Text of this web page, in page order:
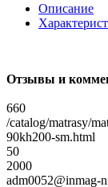
Описание
Отзывы и
660
/catalog/matrasy/
90kh200-sm.html
50
2000
adm0052@inmag-